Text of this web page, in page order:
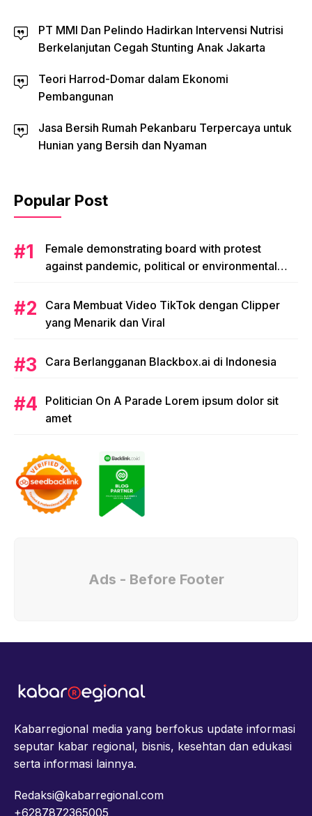
PT MMI Dan Pelindo Hadirkan Intervensi Nutrisi
Berkelanjutan Cegah Stunting Anak Jakarta
Teori Harrod-Domar dalam Ekonomi
Pembangunan
Jasa Bersih Rumah Pekanbaru Terpercaya untuk
Hunian yang Bersih dan Nyaman
Popular Post
Female demonstrating board with protest
against pandemic, political or environmental
Cara Membuat Video TikTok dengan Clipper
yang Menarik dan Viral
Cara Berlangganan Blackbox.ai di Indonesia
Politician On A Parade Lorem ipsum dolor sit
amet
Ads - Before Footer
Kabarregional media yang berfokus update informasi
seputar kabar regional, bisnis, kesehtan dan edukasi
serta informasi lainnya.
Redaksi@kabarregional.com
+6287872365005